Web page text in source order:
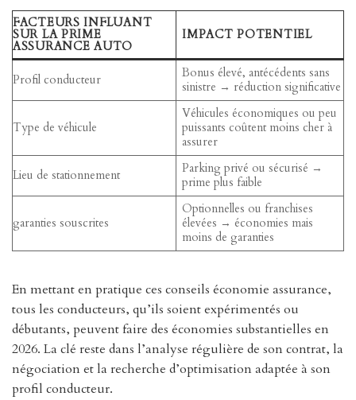
FACTEURS INFLUANT
SUR LA PRIME
ASSURANCE AUTO
IMPACT POTENTIEL
Profil conducteur
Bonus élevé, antécédents sans
sinistre → réduction significative
Type de véhicule
Véhicules économiques ou peu
puissants coûtent moins cher à
assurer
Lieu de stationnement
Parking privé ou sécurisé →
prime plus faible
garanties souscrites
Optionnelles ou franchises
élevées → économies mais
moins de garanties
En mettant en pratique ces conseils économie assurance,
tous les conducteurs, qu’ils soient expérimentés ou
débutants, peuvent faire des économies substantielles en
2026. La clé reste dans l’analyse régulière de son contrat, la
négociation et la recherche d’optimisation adaptée à son
profil conducteur.